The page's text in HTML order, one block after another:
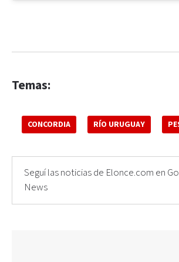
Temas:
CONCORDIA RÍO URUGUAY
Seguí las noticias de Elonce.com en
News